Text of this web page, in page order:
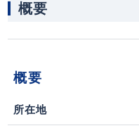
概要
概要
所在地